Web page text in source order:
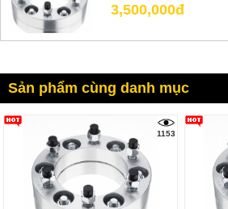
3,500,000đ
Sản phẩm cùng danh mục
1153